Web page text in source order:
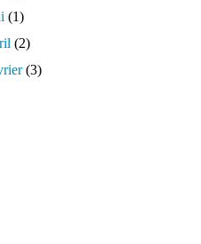
(1)
(2)
(3)